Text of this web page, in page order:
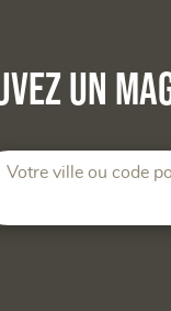
un
Votre ville ou code